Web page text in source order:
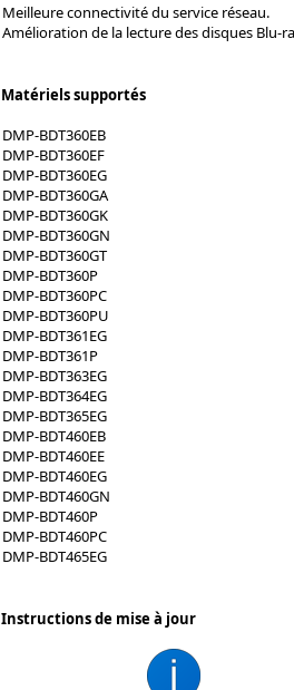
Meilleure connectivité du service réseau.
Amélioration de la lecture des disques Blu-
Matériels supportés
DMP-BDT360EB
DMP-BDT360EF
DMP-BDT360EG
DMP-BDT360GA
DMP-BDT360GK
DMP-BDT360GN
DMP-BDT360GT
DMP-BDT360P
DMP-BDT360PC
DMP-BDT360PU
DMP-BDT361EG
DMP-BDT361P
DMP-BDT363EG
DMP-BDT364EG
DMP-BDT365EG
DMP-BDT460EB
DMP-BDT460EE
DMP-BDT460EG
DMP-BDT460GN
DMP-BDT460P
DMP-BDT460PC
DMP-BDT465EG
Instructions de mise à jour